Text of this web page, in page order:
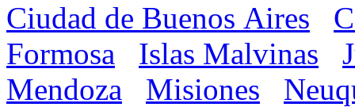
Ciudad de Buenos Aires
Formosa
Islas Malvinas
Mendoza
Misiones